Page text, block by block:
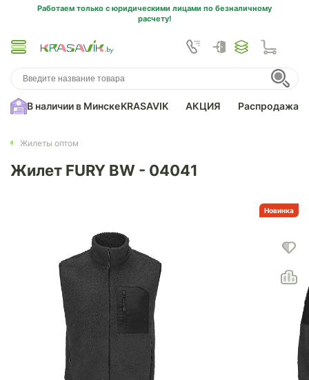
Работаем только с юридическими лицами по безналичному
расчету!
В наличии в МинскеKRASAVIK АКЦИЯ Распродажа
Жилеты оптом
Жилет FURY BW - 04041
Новинка